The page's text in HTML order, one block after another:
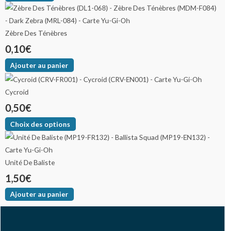
Zèbre Des Ténèbres
0,10€
Ajouter au panier
Cycroid
0,50€
Choix des options
Unité De Baliste
1,50€
Ajouter au panier